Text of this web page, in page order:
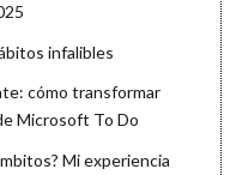
infalibles
cómo transformar
Microsoft To Do
Mi experiencia